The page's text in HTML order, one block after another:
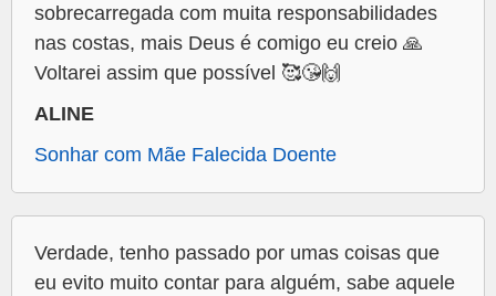
sobrecarregada com muita responsabilidades
nas costas, mais Deus é comigo eu creio 🙏
Voltarei assim que possível 🥰😘🙌
ALINE
Sonhar com Mãe Falecida Doente
Verdade, tenho passado por umas coisas que
eu evito muito contar para alguém, sabe aquele